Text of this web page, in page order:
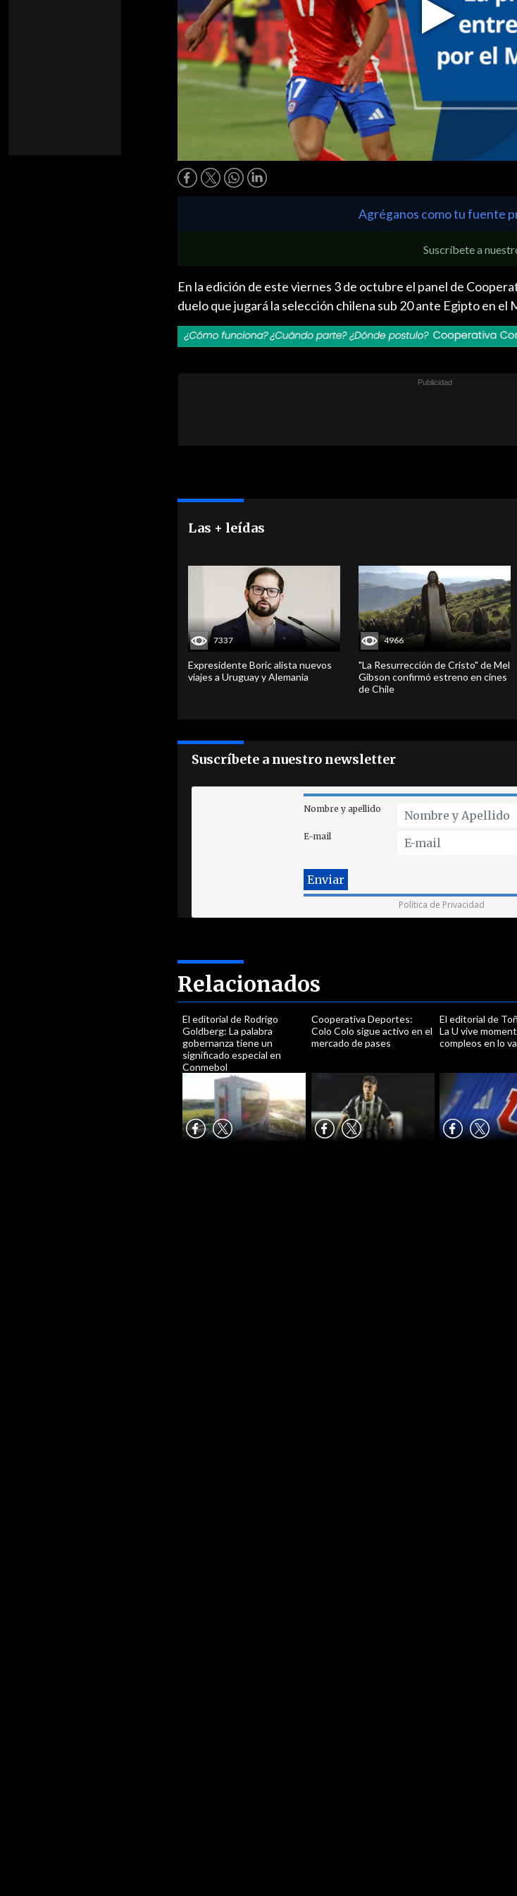
Play
Video
Agréganos como tu fuente
Suscríbete a
En la edición de este viernes 3 de octubre el panel de
duelo que jugará la selección chilena sub 20 ante Egipto en el
Las + leídas
7337
Expresidente Boric alista nuevos
viajes a Uruguay y Alemania
4966
"La Resurrección de Cristo" de Mel
Gibson confirmó estreno en cines
de Chile
Suscríbete a nuestro newsletter
Nombre y apellido
E-mail
Política de Privacidad
Relacionados
El editorial de Rodrigo
Goldberg: La palabra
gobernanza tiene un
significado especial en
Conmebol
Cooperativa Deportes:
Colo Colo sigue activo en el
mercado de pases
El editorial de
La U vive
compleos en lo